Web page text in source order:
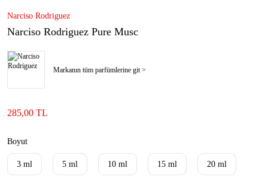
Narciso Rodriguez
Narciso Rodriguez Pure Musc
Markanın tüm parfümlerine git >
285,00 TL
Boyut
3 ml 5 ml 10 ml 15 ml 20 ml